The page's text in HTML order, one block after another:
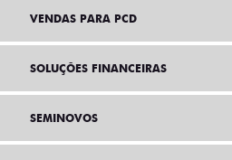
VENDAS PARA PCD
SOLUÇÕES FINANCEIRAS
SEMINOVOS